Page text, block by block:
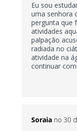
Eu sou
uma senhora
pergunta que
atividades
palpação
radiada no
atividade na
continuar
Soraia no 30